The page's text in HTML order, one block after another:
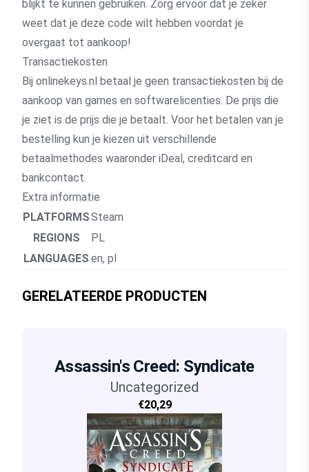
blijkt te kunnen gebruiken. Zorg ervoor dat je zeker
weet dat je deze code wilt hebben voordat je
overgaat tot aankoop!
Transactiekosten
Bij onlinekeys.nl betaal je geen transactiekosten bij de
aankoop van games en softwarelicenties. De prijs die
je ziet is de prijs die je betaalt. Voor het betalen van je
bestelling kun je kiezen uit verschillende
betaalmethodes waaronder iDeal, creditcard en
bankcontact.
Extra informatie
PLATFORMSSteam
REGIONS
PL
LANGUAGES en, pl
GERELATEERDE PRODUCTEN
Assassin's Creed: Syndicate
Uncategorized
€20,29